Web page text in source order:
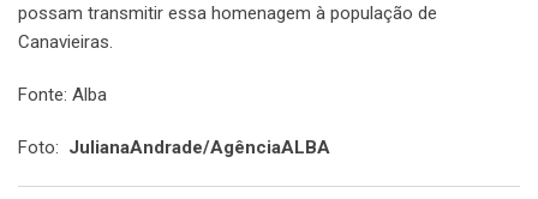
possam transmitir essa homenagem à população de
Canavieiras.
Fonte: Alba
Foto: JulianaAndrade/AgênciaALBA